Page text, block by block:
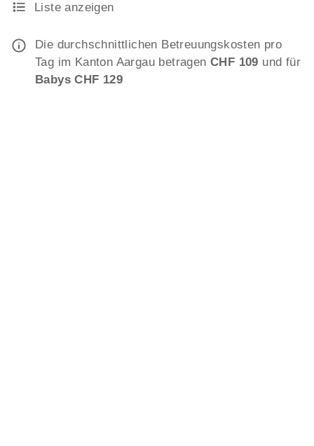
Liste anzeigen
Die durchschnittlichen Betreuungskosten pro
Tag im Kanton Aargau betragen CHF 109 und für
Babys CHF 129